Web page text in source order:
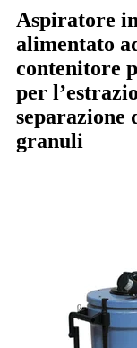
Aspiratore
alimentato
contenitore
per
granuli